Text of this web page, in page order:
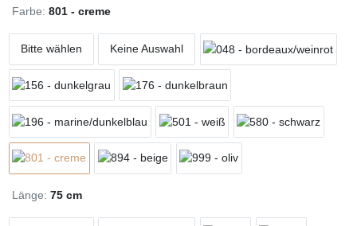
Farbe: 801 - creme
Bitte wählen Keine Auswahl
Länge: 75 cm